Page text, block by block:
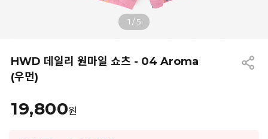
1 /5
HWD 데일리 원마일 쇼츠 - 04 Aroma
(우먼)
19,800원